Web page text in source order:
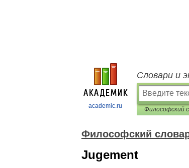
academic.ru
Словари и
Философский
Jugement